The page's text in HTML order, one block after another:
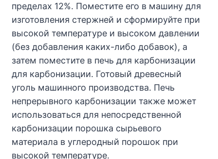
пределах 12%. Поместите его в машину для
изготовления стержней и сформируйте при
высокой температуре и высоком давлении
(без добавления каких-либо добавок), а
затем поместите в печь для карбонизации
для карбонизации. Готовый древесный
уголь машинного производства. Печь
непрерывного карбонизации также может
использоваться для непосредственной
карбонизации порошка сырьевого
материала в углеродный порошок при
высокой температуре.